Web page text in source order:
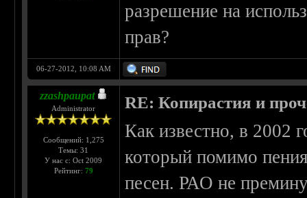
разрешение на
прав?
06-27-2012, 10:08 AM
zzashpaupat
Administrator
Сообщений: 1,275
Темы: 31
У нас с: Oct 2009
Рейтинг: 79
RE: Копирастия и
Как известно, в 2002
который помимо
песен. РАО не